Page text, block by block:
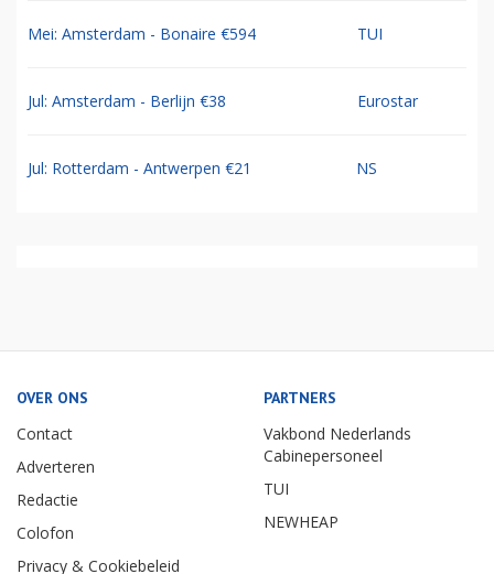
Mei: Amsterdam - Bonaire €594 TUI
Jul: Amsterdam - Berlijn €38 Eurostar
Jul: Rotterdam - Antwerpen €21 NS
OVER ONS
Contact
Adverteren
Redactie
Colofon
Privacy & Cookiebeleid
PARTNERS
Vakbond Nederlands
Cabinepersoneel
TUI
NEWHEAP